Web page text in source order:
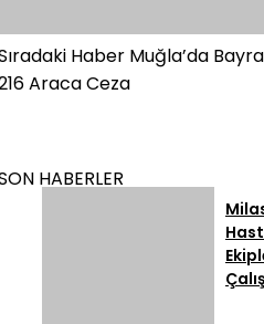
Haber Muğla’da
Araca Ceza
HABERLER